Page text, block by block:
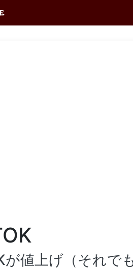
が値上げ（それで